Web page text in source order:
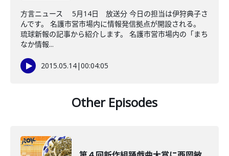
方言ニュース 5月14日 放送分 今日の担当は伊狩典子さ
んです。 名護市営市場内に情報発信拠点が開設される。
琉球新報の記事から紹介します。 名護市営市場内の「まち
なか情報...
2015.05.14|00:04:05
Other Episodes